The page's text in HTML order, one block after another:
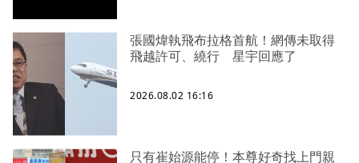
張國煒執飛布拉格首航！網傳未取得
飛越許可、繞行 星宇回應了
2026.08.02 16:16
只有崔始源能停！本尊好奇找上門親